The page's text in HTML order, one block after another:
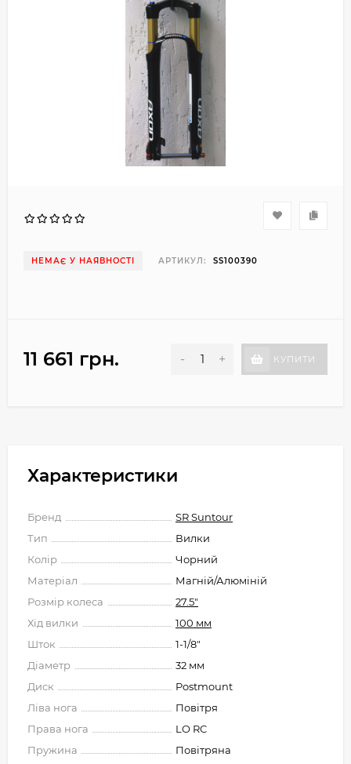
НЕМАЄ У НАЯВНОСТІ АРТИКУЛ: SS100390
11 661 грн. - + КУПИТИ
Характеристики
Бренд
SR Suntour
Тип
Вилки
Колір
Чорний
Матеріал
Магній/Алюміній
Розмір колеса
27.5"
Хід вилки
100 мм
Шток
1-1/8"
Діаметр
32 мм
Диск
Postmount
Ліва нога
Повітря
Права нога
LO RC
Пружина
Повітряна